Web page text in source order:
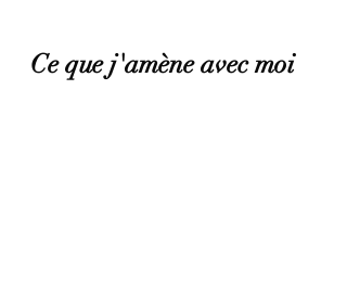
Ce que j'amène avec moi